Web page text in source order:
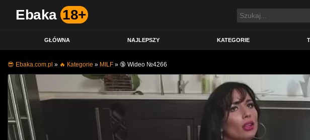
Ebaka 18+
GŁÓWNA NAJLEPSZY KATEGORIE
😎 Ebaka.com.pl » 🔥 Кategorie » MILF » 🔞 Wideo №4266